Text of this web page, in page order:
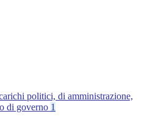
politici, di amministrazione,
di governo 1